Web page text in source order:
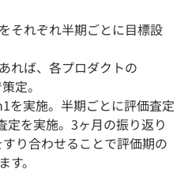
それぞれ半期ごとに目標設
れば、各プロダクトの
定。
を実施。半期ごとに評価査定
定を実施。3ヶ月の振り返り
り合わせることで評価期の
。